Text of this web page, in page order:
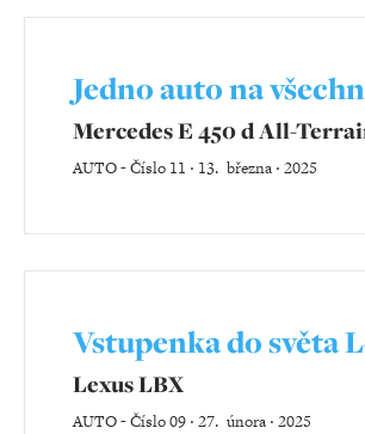
Jedno auto na
Mercedes E 450 d All-
AUTO-Číslo 11 ‧ 13. března ‧ 2025
Vstupenka do světa
Lexus LBX
AUTO-Číslo 09 ‧ 27. února ‧ 2025